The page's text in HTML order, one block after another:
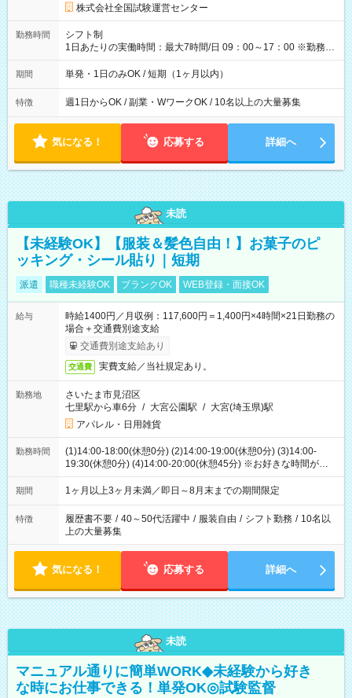
円の場合あり ・国家試験 7:00～13:30（休憩なし） 時給1,300
円（役割手当＋100円）×6時間＝日収8,400円＋交通費 【試用期
間】試用期間なし
株式会社全国試験運営センター
勤務時間
シフト制
1日あたりの実働時間：最大7時間/日 09：00～17：00 ※勤務時
間は 試験により異なります。
期間 単発・1日のみOK / 短期（1ヶ月以内）
特徴 週1日からOK / 副業・WワークOK / 10名以上の大量募集
気になる！ 応募する 詳細へ
未読
【未経験OK】【服装＆髪色自由！】お菓子のピ
ッキング・シール貼り｜短期
派遣 職種未経験OK ブランクOK WEB登録・面接OK
給与
時給1400円／月収例：117,600円＝1,400円×4時間×21日勤務の
場合＋交通費別途支給
交通費別途支給あり
交通費 実費支給／当社規定あり。
勤務地
さいたま市見沼区
七里駅から車6分 / 大宮公園駅 / 大宮(埼玉県)駅
アパレル・日用雑貨
勤務時間
(1)14:00-18:00(休憩0分) (2)14:00-19:00(休憩0分) (3)14:00-
19:30(休憩0分) (4)14:00-20:00(休憩45分) ※お好きな時間が選べ
ます
期間 1ヶ月以上3ヶ月未満／即日～8月末までの期間限定
特徴 履歴書不要 / 40～50代活躍中 / 服装自由 / シフト勤務 / 10名以
上の大量募集
気になる！ 応募する 詳細へ
未読
マニュアル通りに簡単WORK◆未経験から好き
な時にお仕事できる！単発OK◎試験監督